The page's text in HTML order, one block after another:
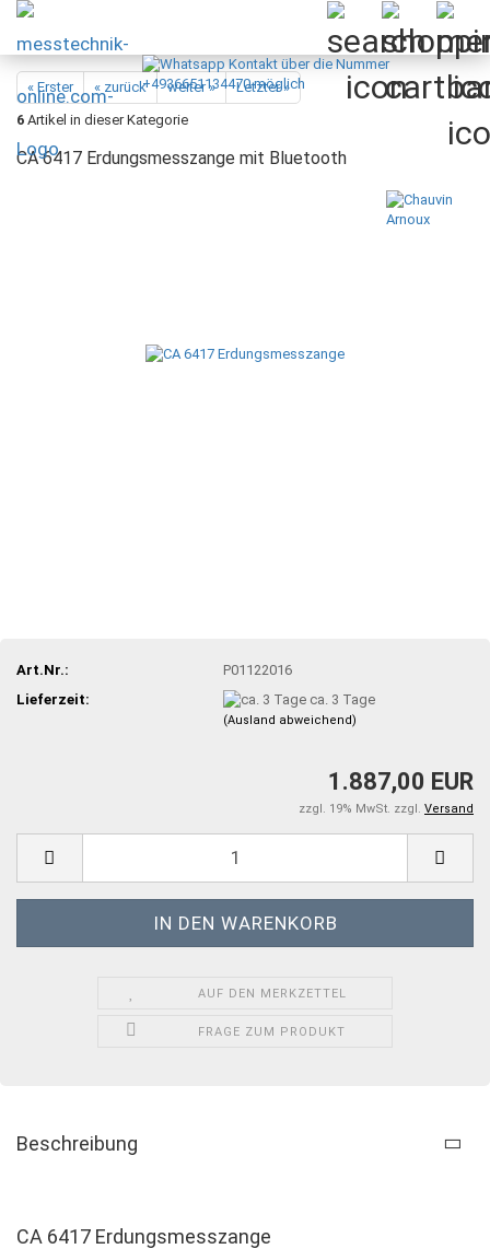
« Erster « zurück weiter »
Letzter »
6 Artikel in dieser Kategorie
CA 6417 Erdungsmesszange mit Bluetooth
Art.Nr.:
P01122016
Lieferzeit:
ca. 3 Tage
(Ausland abweichend)
1.887,00 EUR
zzgl. 19% MwSt. zzgl. Versand
AUF DEN MERKZETTEL
FRAGE ZUM PRODUKT
Beschreibung
CA 6417 Erdungsmesszange